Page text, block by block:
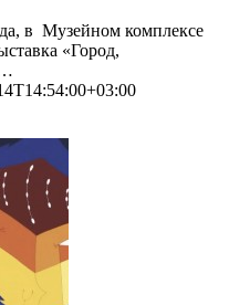
в Музейном комплексе
«Город,